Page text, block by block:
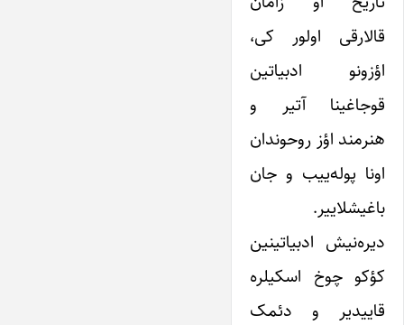
قالارقی اولور کی،
اؤزونو ادبیاتین
قوجاغینا آتیر و
هنرمند اؤز روحوندان
اونا پوله‌ییب و جان
باغیشلاییر.
دیره‌نیش ادبیاتینین
کؤکو چوخ اسکیلره
قاییدیر و دئمک